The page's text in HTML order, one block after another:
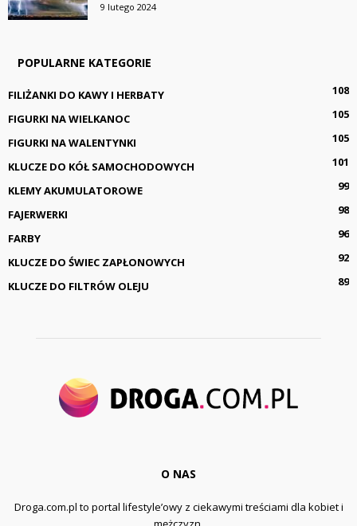
9 lutego 2024
POPULARNE KATEGORIE
FILIŻANKI DO KAWY I HERBATY
108
FIGURKI NA WIELKANOC
105
FIGURKI NA WALENTYNKI
105
KLUCZE DO KÓŁ SAMOCHODOWYCH
101
KLEMY AKUMULATOROWE
99
FAJERWERKI
98
FARBY
96
KLUCZE DO ŚWIEC ZAPŁONOWYCH
92
KLUCZE DO FILTRÓW OLEJU
89
O NAS
Droga.com.pl to portal lifestyle’owy z ciekawymi treściami dla kobiet i